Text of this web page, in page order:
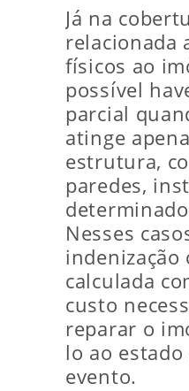
Já na
relacionada
físicos ao
possível
parcial
atinge
estrutura,
paredes,
Nesses
indenização
calculada
custo
reparar o
lo ao
evento.